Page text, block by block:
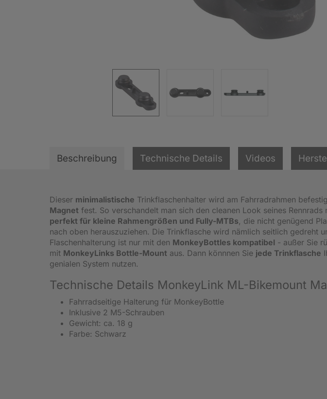
Beschreibung Technische Details Videos
Dieser minimalistische Trinkflaschenhalter wird am Fahrradrahmen
Magnet fest. So verschandelt man sich den cleanen Look seines
perfekt für kleine Rahmengrößen und Fully-MTBs, die nicht genügend
nach oben herauszuziehen. Die Trinkflasche wird nämlich seitlich gedreht
Flaschenhalterung ist nur mit den MonkeyBottles kompatibel - außer Sie
mit MonkeyLinks Bottle-Mount aus. Dann könnnen Sie jede Trinkflasche
genialen System nutzen.
Technische Details MonkeyLink ML-Bikemount
Fahrradseitige Halterung für MonkeyBottle
Inklusive 2 M5-Schrauben
Gewicht: ca. 18 g
Farbe: Schwarz